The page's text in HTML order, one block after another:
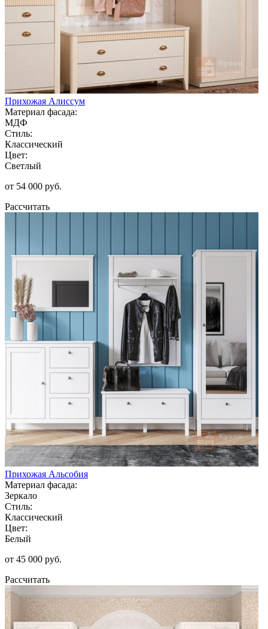
Прихожая Алиссум
Материал фасада:
МДФ
Стиль:
Классический
Цвет:
Светлый
от 54 000 руб.
Рассчитать
Прихожая Альсобия
Материал фасада:
Зеркало
Стиль:
Классический
Цвет:
Белый
от 45 000 руб.
Рассчитать